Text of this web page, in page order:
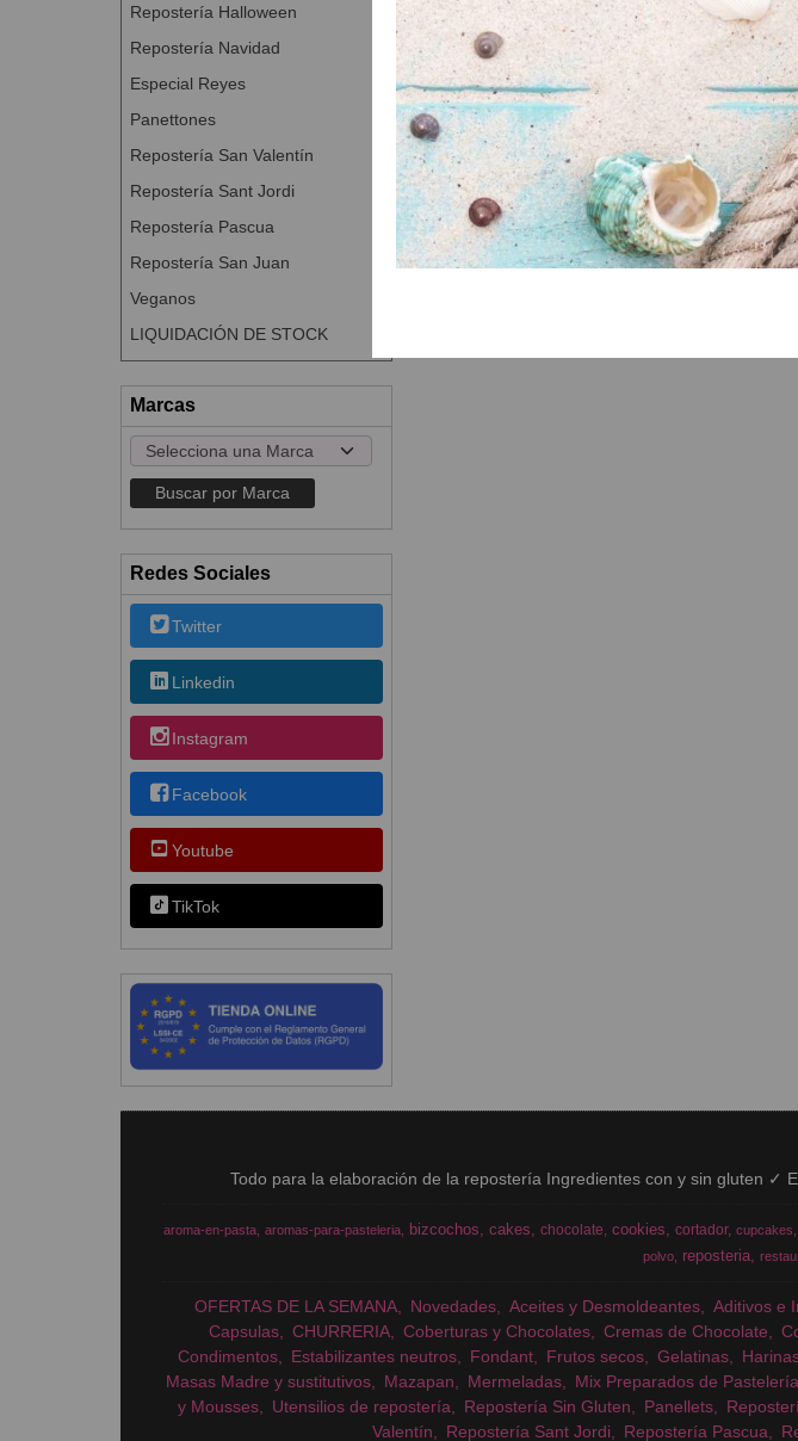
Repostería Halloween
Repostería Navidad
Especial Reyes
Panettones
Repostería San Valentín
Repostería Sant Jordi
Repostería Pascua
Repostería San Juan
Veganos
LIQUIDACIÓN DE STOCK
Marcas
Redes Sociales
Twitter
Linkedin
Instagram
Facebook
Youtube
TikTok
Todo para la elaboración de la repostería Ingredientes con y sin gluten
aroma-en-pasta aromas-para-pasteleria bizcochos cakes chocolate cookies cortador cupcakes
polvo
reposteria
OFERTAS DE LA SEMANA Novedades Aceites y Desmoldeantes Aditivos e
Capsulas
CHURRERIA Coberturas y Chocolates Cremas de Chocolate
Condimentos
Estabilizantes neutros Fondant Frutos secos Gelatinas
Masas Madre y sustitutivos
Mazapan Mermeladas Mix Preparados de Pastelería
y Mousses
Utensilios de repostería Repostería Sin Gluten Panellets
Valentín
Repostería Sant Jordi Repostería Pascua